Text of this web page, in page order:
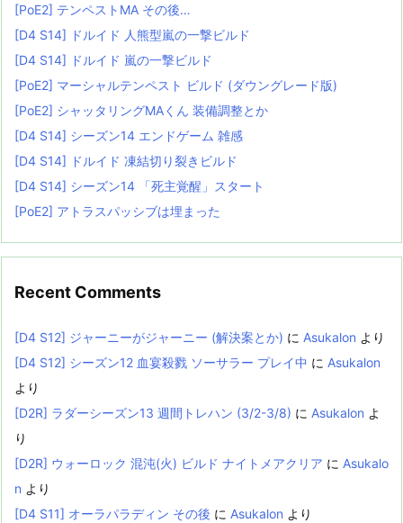
[PoE2] テンペストMA その後…
[D4 S14] ドルイド 人熊型嵐の一撃ビルド
[D4 S14] ドルイド 嵐の一撃ビルド
[PoE2] マーシャルテンペスト ビルド (ダウングレード版)
[PoE2] シャッタリングMAくん 装備調整とか
[D4 S14] シーズン14 エンドゲーム 雑感
[D4 S14] ドルイド 凍結切り裂きビルド
[D4 S14] シーズン14 「死主覚醒」スタート
[PoE2] アトラスパッシブは埋まった
Recent Comments
[D4 S12] ジャーニーがジャーニー (解決案とか) に Asukalon より
[D4 S12] シーズン12 血宴殺戮 ソーサラー プレイ中 に Asukalon
より
[D2R] ラダーシーズン13 週間トレハン (3/2-3/8) に Asukalon よ
り
[D2R] ウォーロック 混沌(火) ビルド ナイトメアクリア に Asukalo
n より
[D4 S11] オーラパラディン その後 に Asukalon より